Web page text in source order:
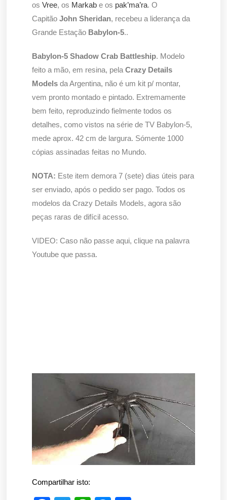
osVree, os Markab e os pak’ma’ra. O
CapitãoJohn Sheridan, recebeu a liderança da
Grande Estação Babylon-5..
Babylon-5 Shadow Crab Battleship. Modelo
feito a mão, em resina, pelaCrazy Details
Models da Argentina, não é um kit p/ montar,
vem pronto montado e pintado. Extremamente
bem feito, reproduzindo fielmente todos os
detalhes, como vistos na série de TV Babylon-5,
mede aprox. 42 cm de largura. Sómente 1000
cópias assinadas feitas no Mundo.
NOTA: Este item demora 7 (sete) dias úteis para
ser enviado, após o pedido ser pago. Todos os
modelos da Crazy Details Models, agora são
peças raras de difícil acesso.
VIDEO: Caso não passe aqui, clique na palavra
Youtube que passa.
Compartilhar isto: